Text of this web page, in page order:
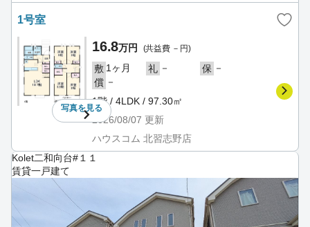
1号室
写真を見る
16.8万円 (共益費 －円)
敷 1ヶ月 礼 － 保 －
償 －
1階 / 4LDK / 97.30㎡
2026/08/07 更新
ハウスコム 北習志野店
Kolet二和向台#１１
賃貸一戸建て